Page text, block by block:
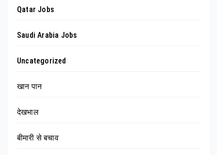
Qatar Jobs
Saudi Arabia Jobs
Uncategorized
खान पान
देखभाल
बीमारी से बचाव